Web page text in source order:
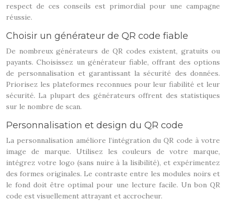
respect de ces conseils est primordial pour une campagne
réussie.
Choisir un générateur de QR code fiable
De nombreux générateurs de QR codes existent, gratuits ou
payants. Choisissez un générateur fiable, offrant des options
de personnalisation et garantissant la sécurité des données.
Priorisez les plateformes reconnues pour leur fiabilité et leur
sécurité. La plupart des générateurs offrent des statistiques
sur le nombre de scan.
Personnalisation et design du QR code
La personnalisation améliore l’intégration du QR code à votre
image de marque. Utilisez les couleurs de votre marque,
intégrez votre logo (sans nuire à la lisibilité), et expérimentez
des formes originales. Le contraste entre les modules noirs et
le fond doit être optimal pour une lecture facile. Un bon QR
code est visuellement attrayant et accrocheur.